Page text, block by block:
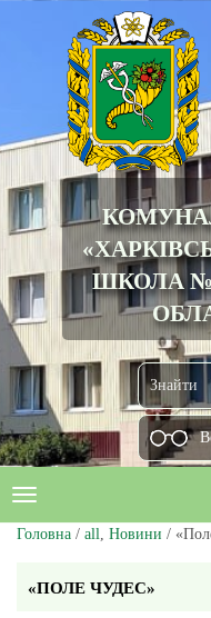
ШКОЛА
Головна / all, Новини /
«ПОЛЕ ЧУДЕС»